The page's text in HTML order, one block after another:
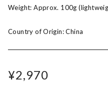
Weight: Approx. 100g
Country of Origin: China
¥2,970